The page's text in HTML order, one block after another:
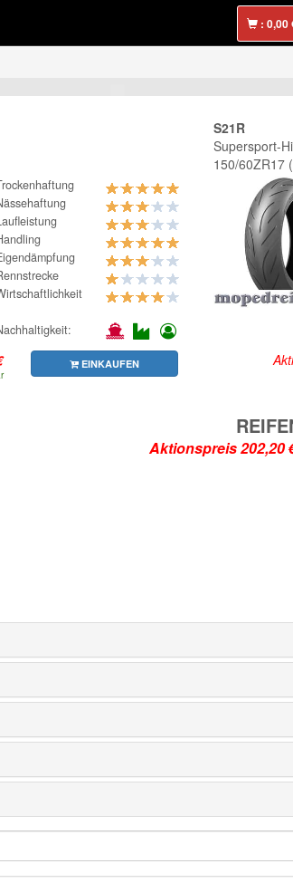
:
EINKAUFEN
S21R
Supersport-
150/60ZR17
Aktionspreis